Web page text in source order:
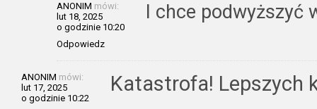
ANONIM mówi:
lut 18, 2025
o godzinie 10:20
Odpowiedz
I chce podwyższyć
ANONIM mówi:
lut 17, 2025
o godzinie 10:22
Katastrofa! Lepszych